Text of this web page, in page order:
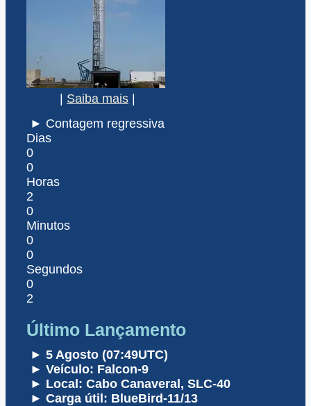
Saiba mais
► Contagem regressiva
Dias
0
0
Horas
2
0
Minutos
0
0
Segundos
0
2
Último Lançamento
► 5 Agosto (07:49UTC)
► Veículo: Falcon-9
► Local: Cabo Canaveral, SLC-40
► Carga útil: BlueBird-11/13